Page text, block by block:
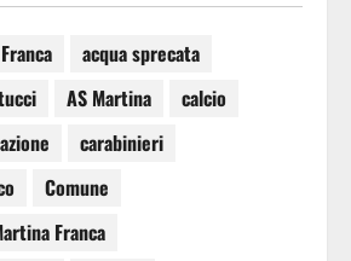
acqua sprecata
AS Martina
calcio
carabinieri
Comune
Franca